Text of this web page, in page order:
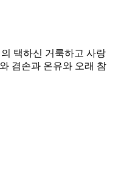
택하신 거룩하고 사랑
겸손과 온유와 오래 참